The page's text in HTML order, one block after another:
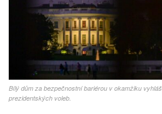
Bílý dům za bezpečnostní bariérou v okamžiku
prezidentských voleb.